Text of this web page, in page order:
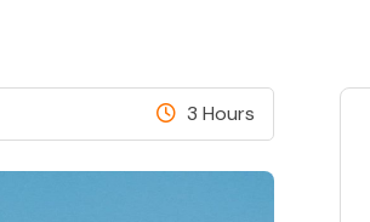
3 Hours